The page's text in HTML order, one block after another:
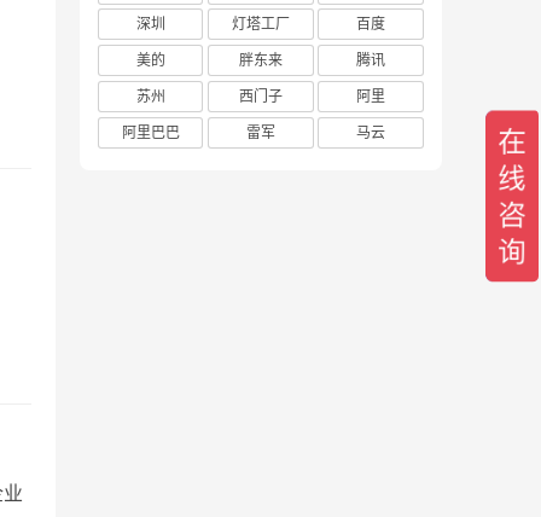
深圳
灯塔工厂
百度
美的
胖东来
腾讯
苏州
西门子
阿里
阿里巴巴
雷军 马云